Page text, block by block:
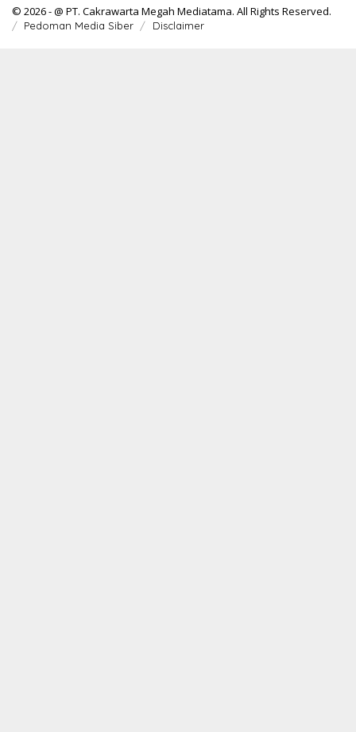
© 2026 - @ PT. Cakrawarta Megah Mediatama. All Rights Reserved.
Pedoman Media Siber Disclaimer